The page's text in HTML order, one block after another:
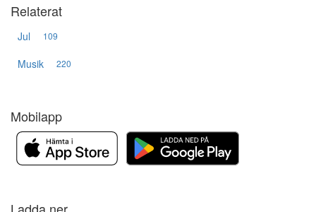
Relaterat
Jul 109
Musik 220
Mobilapp
Ladda ner